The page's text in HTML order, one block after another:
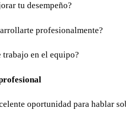
tu desempeño?
profesionalmente?
trabajo en el equipo?
oportunidad para hablar